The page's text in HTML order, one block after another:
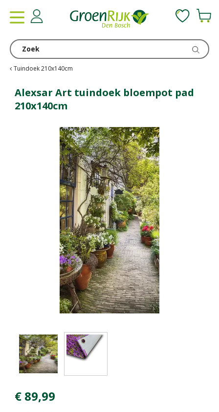
Tuindoek 210x140cm
Alexsar Art tuindoek bloempot pad
210x140cm
€ 89,99